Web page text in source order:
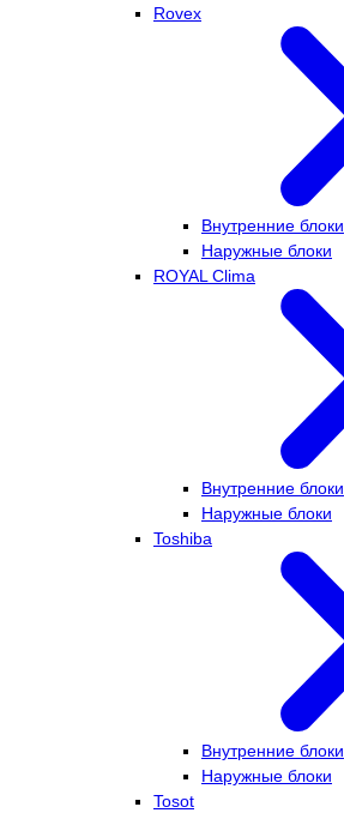
Rovex
Внутренние блоки
Наружные блоки
ROYAL Clima
Внутренние блоки
Наружные блоки
Toshiba
Внутренние блоки
Наружные блоки
Tosot